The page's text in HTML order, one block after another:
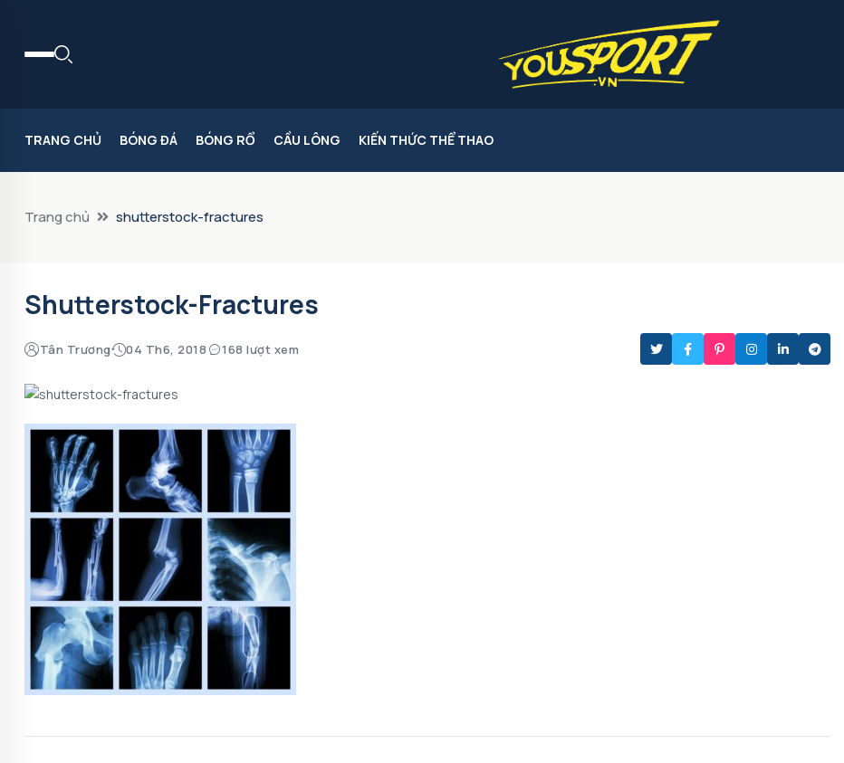
TRANG CHỦ BÓNG ĐÁ BÓNG RỔ CẦU LÔNG KIẾN THỨC THỂ THAO
Trang chủ shutterstock-fractures
Shutterstock-Fractures
Tân Trương 04 Th6, 2018 168 lượt xem